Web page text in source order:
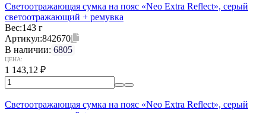
Светоотражающая сумка на пояс «Neo Extra Reflect», серый
светоотражающий + ремувка
Вес:143 г
Артикул:842670
В наличии: 6805
ЦЕНА:
1 143,12 ₽
Светоотражающая сумка на пояс «Neo Extra Reflect», серый